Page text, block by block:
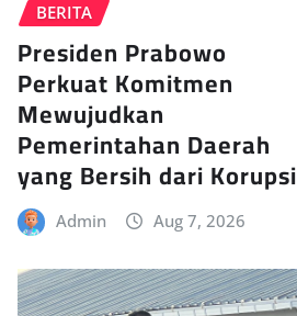
BERITA
Presiden Prabowo
Perkuat Komitmen
Mewujudkan
Pemerintahan Daerah
yang Bersih dari Korupsi
Admin Aug 7, 2026